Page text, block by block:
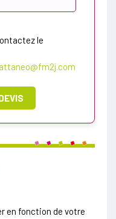
le
en fonction de votre